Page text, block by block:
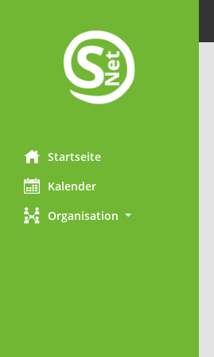
Startseite
Kalender
Organisation